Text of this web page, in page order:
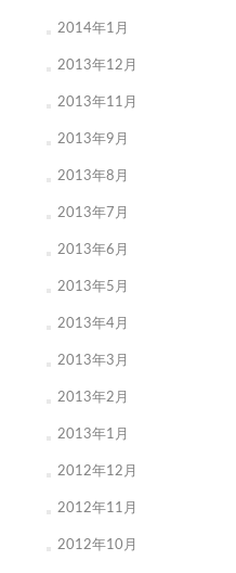
2014年1月
2013年12月
2013年11月
2013年9月
2013年8月
2013年7月
2013年6月
2013年5月
2013年4月
2013年3月
2013年2月
2013年1月
2012年12月
2012年11月
2012年10月